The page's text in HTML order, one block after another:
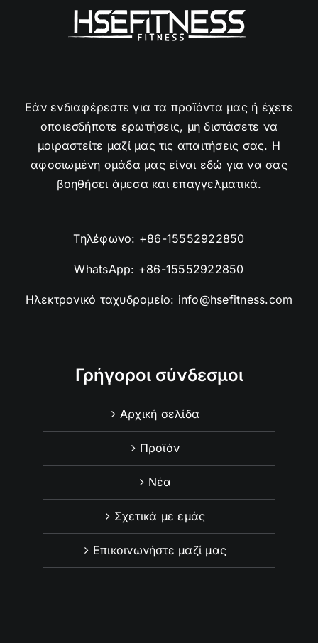
Εάν ενδιαφέρεστε για τα προϊόντα μας ή έχετε
οποιεσδήποτε ερωτήσεις, μη διστάσετε να
μοιραστείτε μαζί μας τις απαιτήσεις σας. Η
αφοσιωμένη ομάδα μας είναι εδώ για να σας
βοηθήσει άμεσα και επαγγελματικά.
Τηλέφωνο: +86-15552922850
WhatsApp: +86-15552922850
Ηλεκτρονικό ταχυδρομείο: info@hsefitness.com
Γρήγοροι σύνδεσμοι
Αρχική σελίδα
Προϊόν
Νέα
Σχετικά με εμάς
Επικοινωνήστε μαζί μας